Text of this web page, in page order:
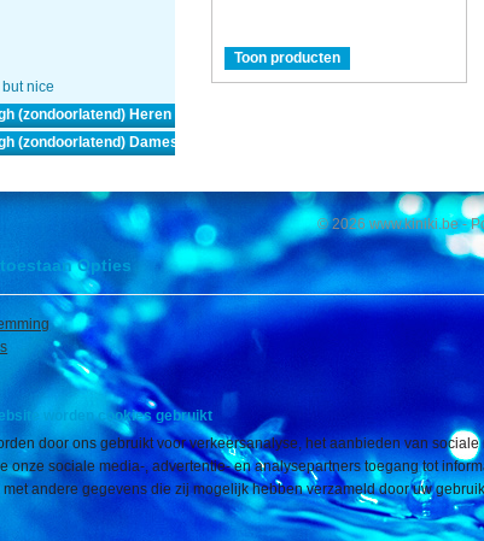
nice
(zondoorlatend) Heren
(zondoorlatend) Dames
Toon producten
© 2026 www.kiniki.be -
Opties
worden cookies gebruikt
door ons gebruikt voor verkeersanalyse, het aanbieden van
onze sociale media-, advertentie- en analysepartners toegang tot
andere gegevens die zij mogelijk hebben verzameld door uw